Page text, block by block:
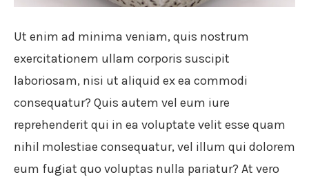
Ut enim ad minima veniam, quis nostrum
exercitationem ullam corporis suscipit
laboriosam, nisi ut aliquid ex ea commodi
consequatur? Quis autem vel eum iure
reprehenderit qui in ea voluptate velit esse quam
nihil molestiae consequatur, vel illum qui dolorem
eum fugiat quo voluptas nulla pariatur? At vero